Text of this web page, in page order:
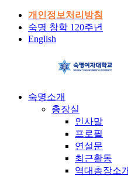
개인정보처리방침
숙명 창학 120주년
English
숙명소개
총장실
인사말
프로필
연설문
최근활동
역대총장소